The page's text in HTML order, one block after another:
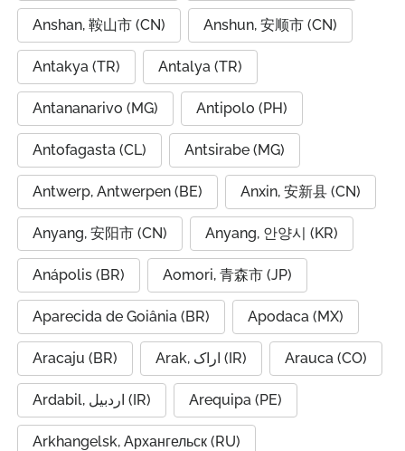
Anshan, 鞍山市 (CN) Anshun, 安顺市 (CN)
Antakya (TR) Antalya (TR)
Antananarivo (MG) Antipolo (PH)
Antofagasta (CL) Antsirabe (MG)
Antwerp, Antwerpen (BE) Anxin, 安新县 (CN)
Anyang, 安阳市 (CN) Anyang, 안양시 (KR)
Anápolis (BR) Aomori, 青森市 (JP)
Aparecida de Goiânia (BR) Apodaca (MX)
Aracaju (BR) Arak, اراک (IR) Arauca (CO)
Ardabil, اردبیل (IR) Arequipa (PE)
Arkhangelsk, Архангельск (RU)